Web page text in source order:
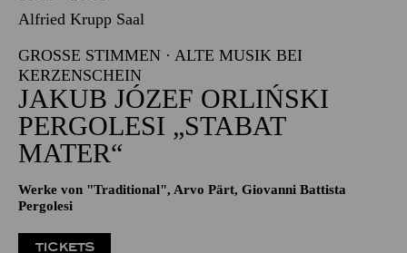
07.12.2026
19:00 - 21:00
Alfried Krupp Saal
GROSSE STIMMEN · ALTE MUSIK BEI K
ERZENSCHEIN
JAKUB JÓZEF ORLIŃSKI
PERGOLESI „STABAT
MATER“
Werke von "Traditional", Arvo Pärt, Giovanni Battista